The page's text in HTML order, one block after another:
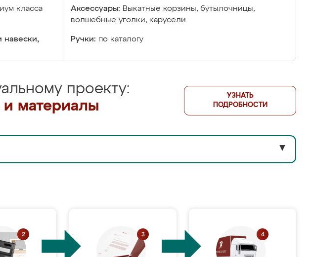
класса
Аксессуары: Выкатные корзины, бутылочницы,
волшебные уголки, карусели
навески,
Ручки: по каталогу
проекту:
материалы
УЗНАТЬ
ПОДРОБНОСТИ
▼